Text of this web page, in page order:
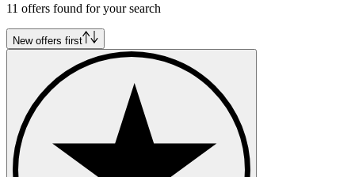
Volkswagen Beetle
Volkswagen Beetle
Volkswagen Buggy
Volkswagen Corrado
Volkswagen Jetta
Volkswagen Karmann Ghia
Volkswagen Kübel
Volkswagen New Beetle
Volkswagen Passat
Volkswagen Polo
Volkswagen Transporter
Volkswagen Type 3
11 offers found for your search
New offers first